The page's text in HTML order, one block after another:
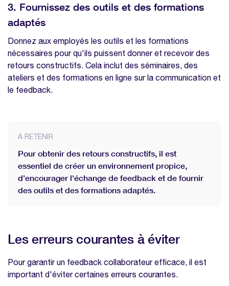
3. Fournissez des outils et des formations
adaptés
Donnez aux employés les outils et les formations
nécessaires pour qu'ils puissent donner et recevoir des
retours constructifs. Cela inclut des séminaires, des
ateliers et des formations en ligne sur la communication et
le feedback.
A RETENIR
Pour obtenir des retours constructifs, il est
essentiel de créer un environnement propice,
d'encourager l'échange de feedback et de fournir
des outils et des formations adaptés.
Les erreurs courantes à éviter
Pour garantir un feedback collaborateur efficace, il est
important d'éviter certaines erreurs courantes.